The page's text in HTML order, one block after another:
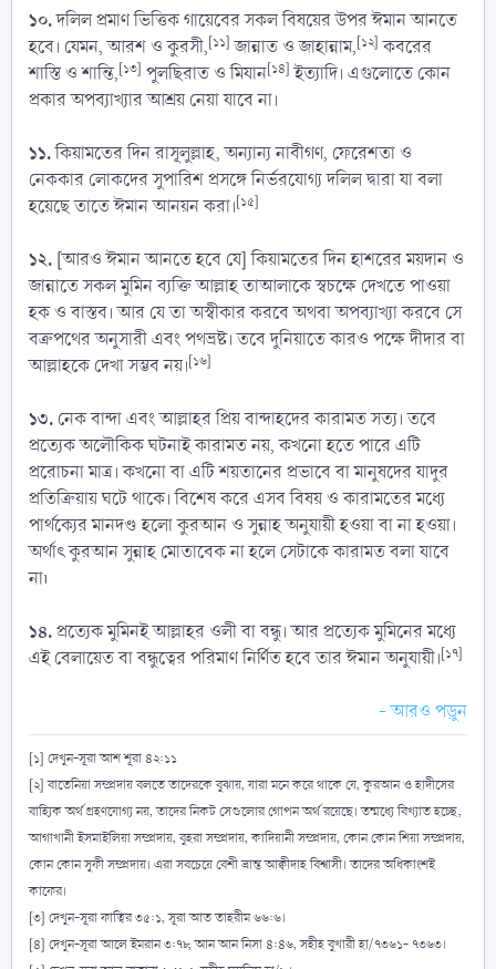
১০.দলিল প্রমাণ ভিত্তিক গায়েবের সকল বিষয়ের উপর ঈমান আনতে
হবে। যেমন, আরশ ও কুরসী,[১১] জান্নাত ও জাহান্নাম,[১২] কবরের
শাস্তি ও শান্তি,[১৩] পুলছিরাত ও মিযান[১৪] ইত্যাদি। এগুলোতে কোন
প্রকার অপব্যাখ্যার আশ্রয় নেয়া যাবে না।
১১.কিয়ামতের দিন রাসূলুল্লাহ, অন্যান্য নাবীগণ, ফেরেশতা ও
নেককার লোকদের সুপারিশ প্রসঙ্গে নির্ভরযোগ্য দলিল দ্বারা যা বলা
হয়েছে তাতে ঈমান আনয়ন করা।[১৫]
১২. [আরও ঈমান আনতে হবে যে] কিয়ামতের দিন হাশরের ময়দান ও
জান্নাতে সকল মুমিন ব্যক্তি আল্লাহ তাআলাকে স্বচক্ষে দেখতে পাওয়া
হক ও বাস্তব। আর যে তা অস্বীকার করবে অথবা অপব্যাখ্যা করবে সে
বক্রপথের অনুসারী এবং পথভ্রষ্ট। তবে দুনিয়াতে কারও পক্ষে দীদার বা
আল্লাহকে দেখা সম্ভব নয়।[১৬]
১৩. নেক বান্দা এবং আল্লাহর প্রিয় বান্দাহদের কারামত সত্য। তবে
প্রত্যেক অলৌকিক ঘটনাই কারামত নয়, কখনো হতে পারে এটি
প্ররোচনা মাত্র। কখনো বা এটি শয়তানের প্রভাবে বা মানুষদের যাদুর
প্রতিক্রিয়ায় ঘটে থাকে। বিশেষ করে এসব বিষয় ও কারামতের মধ্যে
পার্থক্যের মানদণ্ড হলো কুরআন ও সুন্নাহ অনুযায়ী হওয়া বা না হওয়া।
অর্থাৎ কুরআন সুন্নাহ মোতাবেক না হলে সেটাকে কারামত বলা যাবে
না৷
১৪.প্রত্যেক মুমিনই আল্লাহর ওলী বা বন্ধু। আর প্রত্যেক মুমিনের মধ্যে
এই বেলায়েত বা বন্ধুত্বের পরিমাণ নির্ণিত হবে তার ঈমান অনুযায়ী।[১৭]
- আরও পড়ুন
[১] দেখুন-সূরা আশ শূরা ৪২:১১
[২] বাতেনিয়া সম্প্রদায় বলতে তাদেরকে বুঝায়, যারা মনে করে থাকে যে, কুরআন ও হাদীসের
বাহ্যিক অর্থ গ্রহণযোগ্য নয়, তাদের নিকট সেগুলোর গোপন অর্থ রয়েছে। তন্মধ্যে বিখ্যাত হচ্ছে,
আগাখানী ইসমাইলিয়া সম্প্রদায়, বুহরা সম্প্রদায়, কাদিয়ানী সম্প্রদায়, কোন কোন শিয়া সম্প্রদায়,
কোন কোন সুফী সম্প্রদায়। এরা সবচেয়ে বেশী ভ্রান্ত আক্বীদাহ বিশ্বাসী। তাদের অধিকাংশই
কাফের।
[৩] দেখুন-সূরা ফাত্বির ৩৫:১, সূরা আত তাহরীম ৬৬:৬।
[৪] দেখুন-সূরা আলে ইমরান ৩:৭৮, আন আন নিসা ৪:৪৬, সহীহ বুখারী হা/৭৩৬১- ৭৩৬৩।